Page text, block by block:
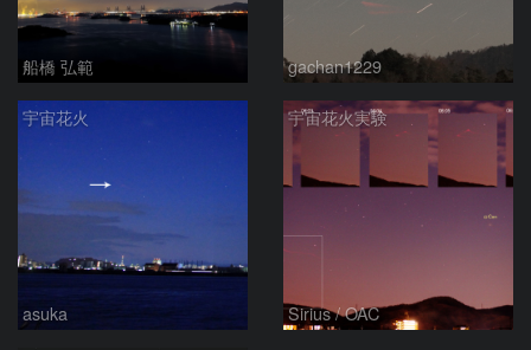
船橋 弘範 gachan1229
宇宙花火
asuka
宇宙花火実験
Sirius / OAC